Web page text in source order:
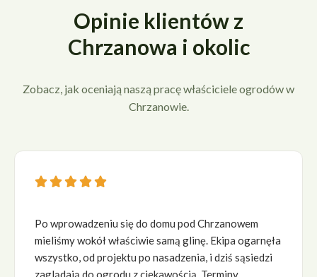
Opinie klientów z
Chrzanowa i okolic
Zobacz, jak oceniają naszą pracę właściciele ogrodów w
Chrzanowie.

Po wprowadzeniu się do domu pod Chrzanowem
mieliśmy wokół właściwie samą glinę. Ekipa ogarnęła
wszystko, od projektu po nasadzenia, i dziś sąsiedzi
zaglądają do ogrodu z ciekawością. Terminy